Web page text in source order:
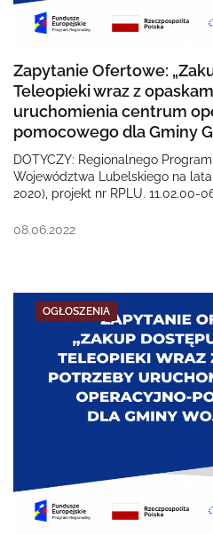
Zapytanie Ofertowe:
Teleopieki wraz z
uruchomienia centrum
pomocowego dla Gminy
DOTYCZY: Regionalnego
Województwa Lubelskiego na
2020), projekt nr RPLU. 11.02.00-
08.06.2022
OGŁOSZENIA